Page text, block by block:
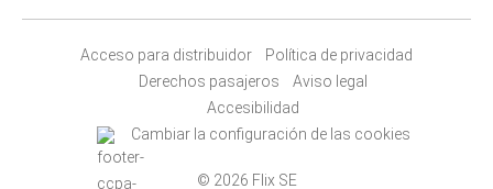
Acceso para distribuidor
Política de privacidad
Derechos pasajeros
Aviso legal
Accesibilidad
Cambiar la configuración de las cookies
© 2026 Flix SE